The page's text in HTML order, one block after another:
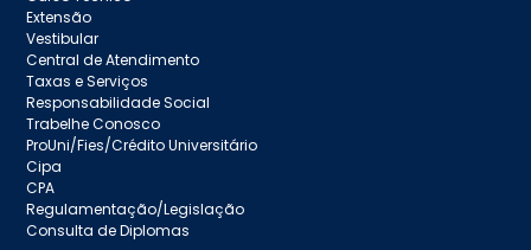
Extensão
Vestibular
Central de Atendimento
Taxas e Serviços
Responsabilidade Social
Trabelhe Conosco
ProUni/Fies/Crédito Universitário
Cipa
CPA
Regulamentação/Legislação
Consulta de Diplomas